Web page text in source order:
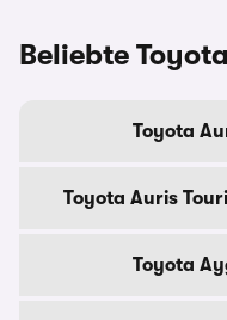
Beliebte
Toyota
Toyota Auris
Toyota